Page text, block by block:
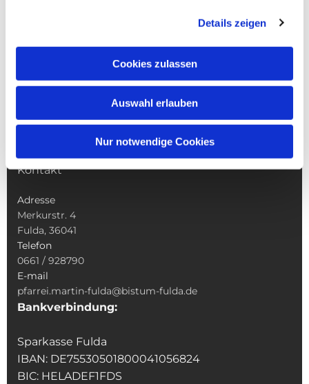
Details zeigen
Cookies zulassen
Auswahl erlauben
Nur notwendige Cookies
Pfarrei St. Martin
Wallfahrten
Veranstaltungen & Angebote
Kindertagesstätte St. Andreas
Kontakt
Adresse
Merkurstr. 4
Fulda, 36041
Telefon
0661 / 928790
E-mail
pfarrei.martin-fulda@bistum-fulda.de
Bankverbindung:
Sparkasse Fulda
IBAN: DE75530501800041056824
BIC: HELADEF1FDS